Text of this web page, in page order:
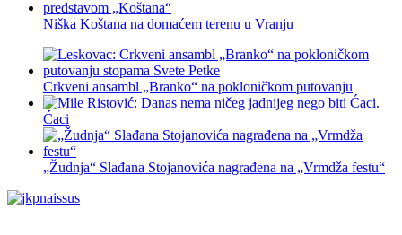
Niška Koštana na domaćem terenu u Vranju
Crkveni ansambl „Branko“ na pokloničkom putovanju
Ćaci
„Žudnja“ Slađana Stojanovića nagrađena na „Vrmdža festu“